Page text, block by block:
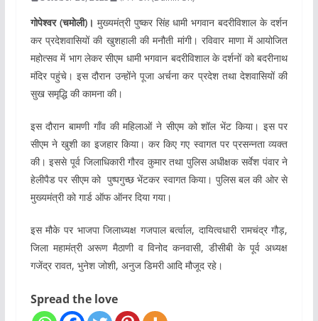
गोपेश्वर (चमोली)। मुख्यमंत्री पुष्कर सिंह धामी भगवान बदरीविशाल के दर्शन
कर प्रदेशवासियों की खुशहाली की मनौती मांगी। रविवार माणा में आयोजित
महोत्सव में भाग लेकर सीएम धामी भगवान बदरीविशाल के दर्शनों को बदरीनाथ
मंदिर पहुंचे। इस दौरान उन्होंने पूजा अर्चना कर प्रदेश तथा देशवासियों की
सुख समृद्धि की कामना की।
इस दौरान बामणी गाँव की महिलाओं ने सीएम को शॉल भेंट किया। इस पर
सीएम ने खुशी का इजहार किया। कर किए गए स्वागत पर प्रसन्नता व्यक्त
की। इससे पूर्व जिलाधिकारी गौरव कुमार तथा पुलिस अधीक्षक सर्वेश पंवार ने
हेलीपैड पर सीएम को पुष्पगुच्छ भेंटकर स्वागत किया। पुलिस बल की ओर से
मुख्यमंत्री को गार्ड ऑफ ऑनर दिया गया।
इस मौके पर भाजपा जिलाध्यक्ष गजपाल बर्त्वाल, दायित्वधारी रामचंद्र गौड़,
जिला महामंत्री अरूण मैठाणी व विनोद कनवासी, डीसीबी के पूर्व अध्यक्ष
गजेंद्र रावत, भुनेश जोशी, अनुज डिमरी आदि मौजूद रहे।
Spread the love